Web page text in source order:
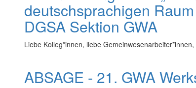
deutschsprachigen
DGSA Sektion GWA
Liebe Kolleg*innen, liebe
ABSAGE - 21. GWA